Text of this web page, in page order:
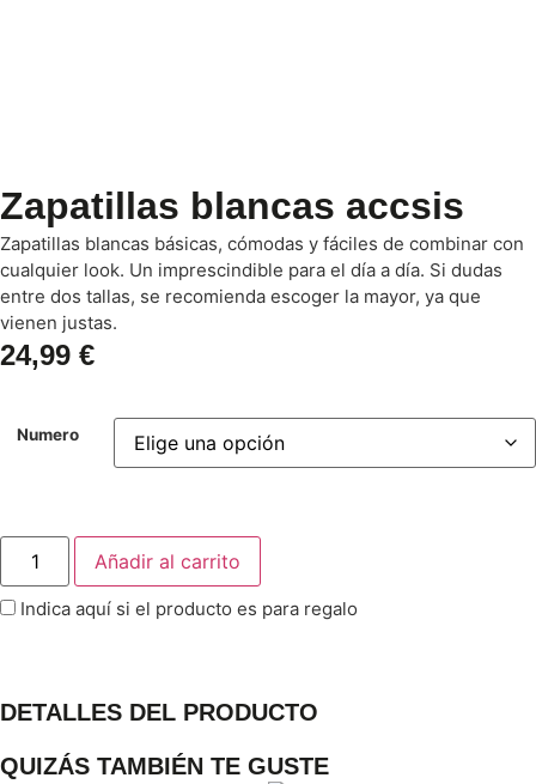
Zapatillas blancas accsis
Zapatillas blancas básicas, cómodas y fáciles de combinar con
cualquier look. Un imprescindible para el día a día. Si dudas
entre dos tallas, se recomienda escoger la mayor, ya que
vienen justas.
24,99 €
Numero
Añadir al carrito
Indica aquí si el producto es para regalo
DETALLES DEL PRODUCTO
QUIZÁS TAMBIÉN TE GUSTE